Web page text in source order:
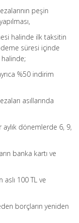
peşin
halinde ilk taksitin
süresi içinde
%50 indirim
asıllarında
aylık dönemlerde 6, 9,
banka kartı ve
100 TL ve
borçların yeniden